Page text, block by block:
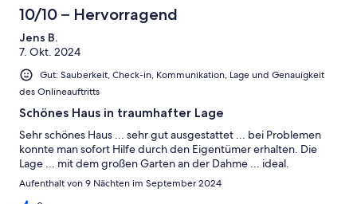
10/10 – Hervorragend
Jens B.
7. Okt. 2024
Gut: Sauberkeit, Check-in, Kommunikation, Lage und Genauigkeit
des Onlineauftritts
Schönes Haus in traumhafter Lage
Sehr schönes Haus ... sehr gut ausgestattet ... bei Problemen
konnte man sofort Hilfe durch den Eigentümer erhalten. Die
Lage ... mit dem großen Garten an der Dahme ... ideal.
Aufenthalt von 9 Nächten im September 2024